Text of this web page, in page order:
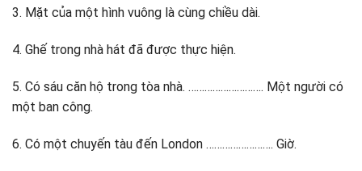
3. Mặt của một hình vuông là cùng chiều dài.
4. Ghế trong nhà hát đã được thực hiện.
5. Có sáu căn hộ trong tòa nhà. ………………………. Một người có
một ban công.
6. Có một chuyến tàu đến London ……………………. Giờ.